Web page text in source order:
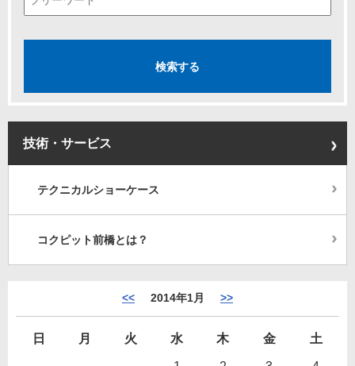
技術・サービス
テクニカルショーケース
コクピット前橋とは？
<< 2014年1月 >>
日 月 火 水 木 金
土